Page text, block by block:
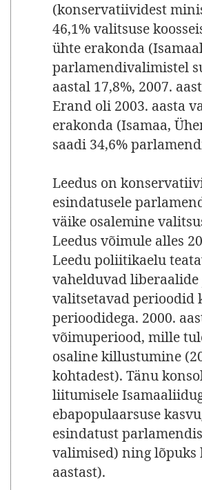
(konservatiividest
46,1% valitsuse
ühte erakonda
parlamendivalimistel
aastal 17,8%, 2007.
Erand oli 2003. aasta
erakonda (Isamaa,
saadi 34,6%
Leedus on
esindatusele
väike osalemine
Leedus võimule alles
Leedu poliitikaelu
vahelduvad
valitsetavad perioodid
perioodidega. 2000.
võimuperiood, mille
osaline killustumine
kohtadest). Tänu
liitumisele
ebapopulaarsuse
esindatust
valimised) ning lõpuks
aastast).